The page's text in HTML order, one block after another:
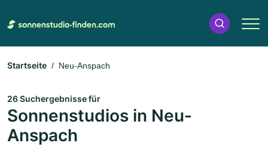
Startseite Neu-Anspach
26 Suchergebnisse für
Sonnenstudios in Neu-
Anspach